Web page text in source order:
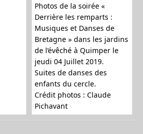
Photos de la soirée «
Derrière les remparts :
Musiques et Danses de
Bretagne » dans les jardins
de l’évêché à Quimper le
jeudi 04 Juillet 2019.
Suites de danses des
enfants du cercle.
Crédit photos : Claude
Pichavant